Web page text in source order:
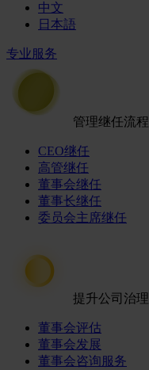
中文
日本語
专业服务
管理继任流程
CEO继任
高管继任
董事会继任
董事长继任
委员会主席继任
提升公司治理
董事会评估
董事会发展
董事会咨询服务